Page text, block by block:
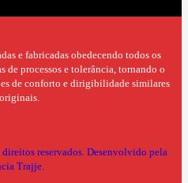
e fabricadas obedecendo todos os
de processos e tolerância, tornando o
de conforto e dirigibilidade similares
reservados. Desenvolvido pela
Trajje.